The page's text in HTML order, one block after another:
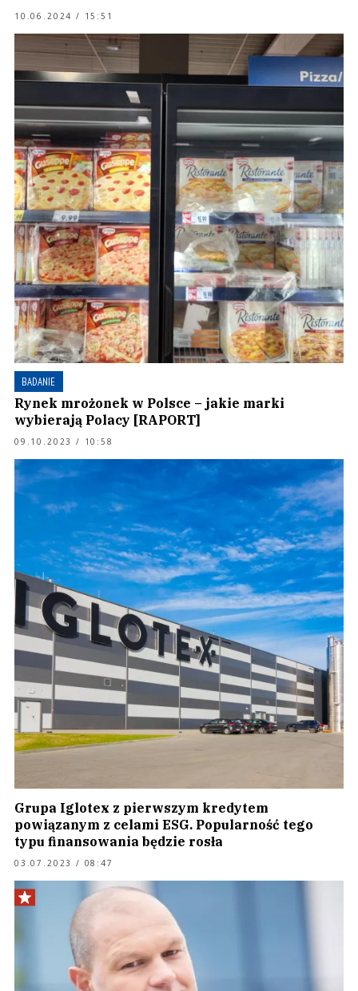
10.06.2024 / 15:51
BADANIE
Rynek mrożonek w Polsce – jakie marki
wybierają Polacy [RAPORT]
09.10.2023 / 10:58
Grupa Iglotex z pierwszym kredytem
powiązanym z celami ESG. Popularność tego
typu finansowania będzie rosła
03.07.2023 / 08:47